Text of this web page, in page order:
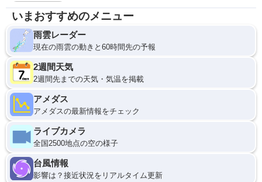
いまおすすめのメニュー
雨雲レーダー
現在の雨雲の動きと60時間先の予報
2週間天気
2週間先までの天気・気温を掲載
アメダス
アメダスの最新情報をチェック
ライブカメラ
全国2500地点の空の様子
台風情報
影響は？接近状況をリアルタイム更新